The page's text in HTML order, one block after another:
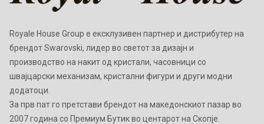
Royale House Group е ексклузивен партнер и дистрибутер на
брендот Swarovski, лидер во светот за дизајн и
производство на накит од кристали, часовници со
швајцарски механизам, кристални фигури и други модни
додатоци.
Зa прв пат го претстави брендот на македонскиот пазар во
2007 година со Премиум Бутик во центарот на Скопје.